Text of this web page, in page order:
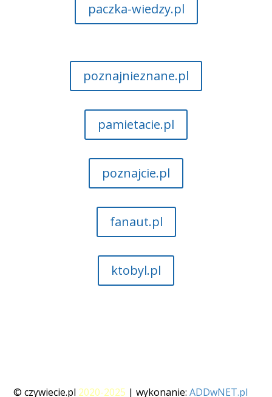
paczka-wiedzy.pl
poznajnieznane.pl
pamietacie.pl
poznajcie.pl
fanaut.pl
ktobyl.pl
© czywiecie.pl 2020-2025 | wykonanie:ADDwNET.pl